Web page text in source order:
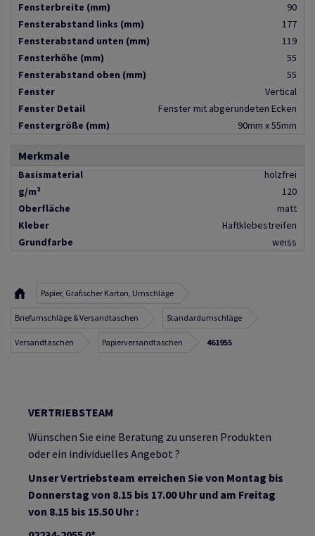
Fensterbreite (mm)
90
Fensterabstand links (mm)
177
Fensterabstand unten (mm)
119
Fensterhöhe (mm)
55
Fensterabstand oben (mm)
55
Fenster
Vertical
Fenster Detail
Fenster mit abgerundeten Ecken
Fenstergröße (mm)
90mm x 55mm
Merkmale
Basismaterial
holzfrei
g/m²
120
Oberfläche
matt
Kleber
Haftklebestreifen
Grundfarbe
weiss
Papier, Grafischer Karton, Umschläge
Briefumschläge & Versandtaschen Standardumschläge
Versandtaschen Papierversandtaschen 461955
VERTRIEBSTEAM
Wünschen Sie eine Beratung zu unseren Produkten
oder ein individuelles Angebot ?
Unser Vertriebsteam erreichen Sie von Montag bis
Donnerstag von 8.15 bis 17.00 Uhr und am Freitag
von 8.15 bis 15.50 Uhr :